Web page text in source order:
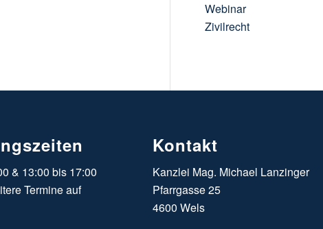
Webinar
Zivilrecht
& 13:00 bis 17:00
Termine auf
Kontakt
Kanzlei Mag. Michael Lanzinger
Pfarrgasse 25
4600 Wels